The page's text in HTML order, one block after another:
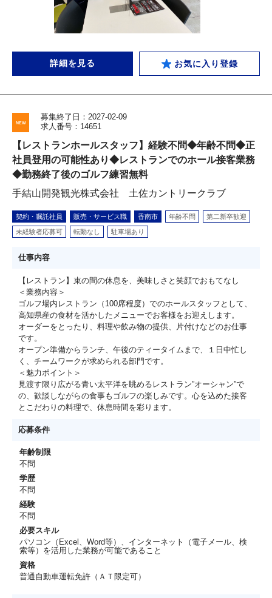
詳細を見る お気に入り登録
募集終了日：2027-02-09
求人番号：14651
【レストランホールスタッフ】経験不問◆年齢不問◆正
社員登用の可能性あり◆レストランでのホール接客業務
◆勤務終了後のゴルフ練習無料
手結山開発観光株式会社 土佐カントリークラブ
契約・嘱託社員 販売・サービス職 香南市 年齢不問 第二新卒歓迎
未経験者応募可 転勤なし 駐車場あり
仕事内容
【レストラン】束の間の休息を、美味しさと笑顔でおもてなし
＜業務内容＞
ゴルフ場内レストラン（100席程度）でのホールスタッフとして、
高知県産の食材を活かしたメニューでお客様をお迎えします。
オーダーをとったり、料理や飲み物の提供、片付けなどのお仕事
です。
オープン準備からランチ、午後のティータイムまで、１日中忙し
く、チームワークが求められる部門です。
＜魅力ポイント＞
見渡す限り広がる青い太平洋を眺めるレストラン”オーシャン”で
の、歓談しながらの食事もゴルフの楽しみです。心を込めた接客
とこだわりの料理で、休息時間を彩ります。
応募条件
年齢制限
不問
学歴
不問
経験
不問
必要スキル
パソコン（Excel、Word等）、インターネット（電子メール、検
索等）を活用した業務が可能であること
資格
普通自動車運転免許（ＡＴ限定可）